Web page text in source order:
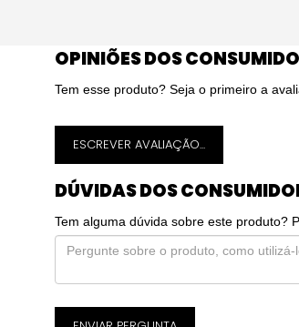
OPINIÕES DOS
Tem esse produto? Seja o primeiro a
ESCREVER AVALIAÇÃO...
DÚVIDAS DOS
Tem alguma dúvida sobre este produto?